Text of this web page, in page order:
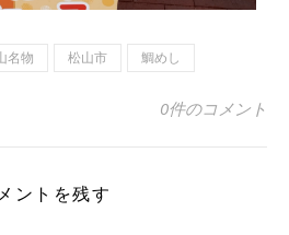
名物 松山市 鯛めし
0件のコメント
ントを残す